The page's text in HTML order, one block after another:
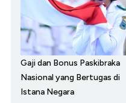
Gaji dan Bonus Paskibraka
Nasional yang Bertugas di
Istana Negara